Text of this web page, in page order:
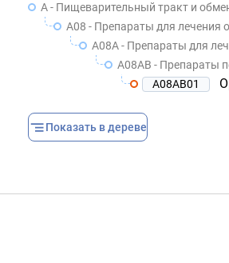
A - Пищеварительный тракт и
A08 - Препараты для лечения
A08A - Препараты для
A08AB - Препараты
A08AB01
Показать в дереве